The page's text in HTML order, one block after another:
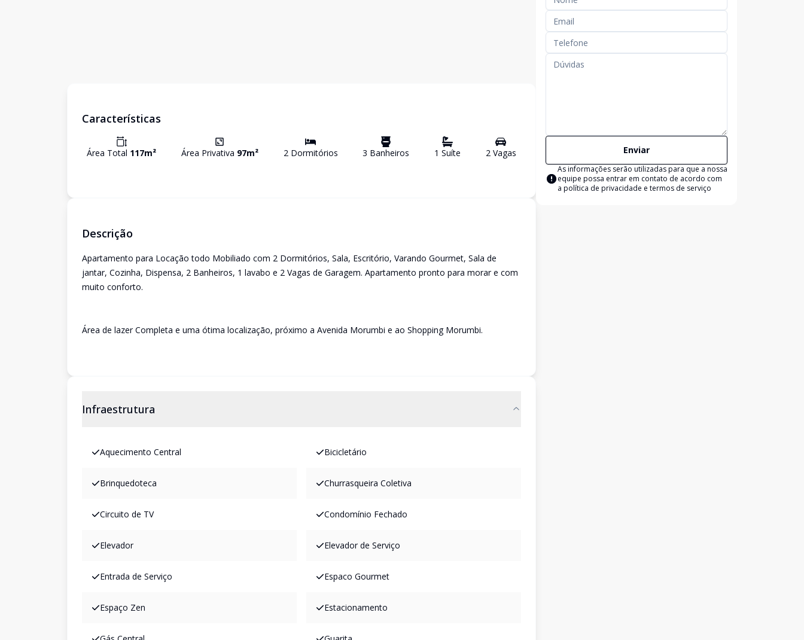
Características
Área Total 117m² Área Privativa 97m² 2Dormitórios 3 Banheiros 1 Suíte 2Vagas
Descrição
Apartamento para Locação todo Mobiliado com 2 Dormitórios, Sala, Escritório, Varando Gourmet, Sala de
jantar, Cozinha, Dispensa, 2 Banheiros, 1 lavabo e 2 Vagas de Garagem. Apartamento pronto para morar e com
muito conforto.
Área de lazer Completa e uma ótima localização, próximo a Avenida Morumbi e ao Shopping Morumbi.
Infraestrutura
Aquecimento Central Bicicletário
Brinquedoteca Churrasqueira Coletiva
Circuito de TV Condomínio Fechado
Elevador Elevador de Serviço
Entrada de Serviço Espaco Gourmet
Espaço Zen Estacionamento
Enviar
As informações serão utilizadas para que a nossa
equipe possa entrar em contato de acordo com
a política de privacidade e termos de serviço